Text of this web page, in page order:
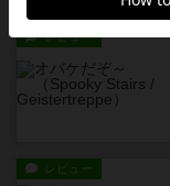
レビュー
レビュー